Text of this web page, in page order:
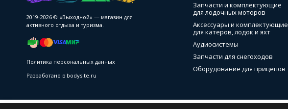
2019-2026 © «Выходной» — магазин для
активного отдыха и туризма.
Политика персональных данных
Разработано в bodysite.ru
Запчасти и комплектующие
для лодочных моторов
Аксессуары и комплектующие
для катеров, лодок и яхт
Аудиосистемы
Запчасти для снегоходов
Оборудование для прицепов